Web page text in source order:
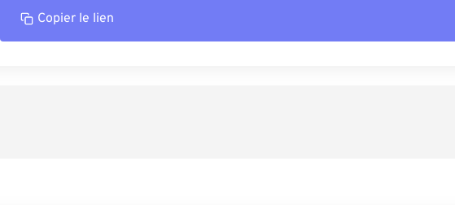
Copier le lien